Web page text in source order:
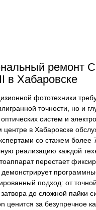
ремонт
в Хабаровске
фототехники
точности, но и
систем и
в Хабаровске
со стажем более
реализацию каждой
перестает
подход: от точной
до сложной пайки
ценится за безупречное